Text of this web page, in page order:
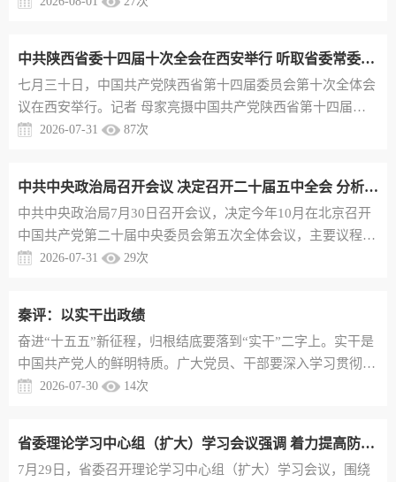
观点鲜明，对进一步强化全市组工干部理论武装、提升党性修
养具有很强的针对性和指导性。市委组织部强调，全市组织系
统要把学习贯彻习近...
中共陕西省委十四届十次全会在西安举行 听取省委常委会工作报告 审议通过《中共陕西省委关于全面实施“双极带动、多点支撑、三区协同”区域发展战略的意见》省委常委会主持 赵一德讲话并作《意见》说明
七月三十日，中国共产党陕西省第十四届委员会第十次全体会
议在西安举行。记者 母家亮摄中国共产党陕西省第十四届委
员会第十次全体会议7月30日在西安举行。全会以习近平新时
要讲话重要指示，听取省委常委会工作报告，审议通过《中共
陕西省委关于全面实施“双极带动、多点支撑、三区协同”区域
发展战略的意见》，...
2026-07-31 87次
中共中央政治局召开会议 决定召开二十届五中全会 分析研究当前经济形势和经济工作 中共中央总书记习近平主持会议
中共中央政治局7月30日召开会议，决定今年10月在北京召开
中国共产党第二十届中央委员会第五次全体会议，主要议程
是，中共中央政治局向中央委员会报告工作，研究持之以恒推
指出，党的十八大以来，全面从严治党取得伟大成就，开辟了
百年大党自我革命新境界，推动党和国家事业取得历史性成
就、发生历史性变革，党和...
2026-07-31 29次
秦评：以实干出政绩
奋进“十五五”新征程，归根结底要落到“实干”二字上。实干是
中国共产党人的鲜明特质。广大党员、干部要深入学习贯彻习
近平总书记关于树立和践行正确政绩观的重要论述，把实干镌
是锚定目标、攻坚克难、担当作为。“十五五”时期，陕西发展
将面临新形势新任务新挑战，还有很多硬骨头要啃。越是任务
2026-07-30 14次
省委理论学习中心组（扩大）学习会议强调 着力提高防灾减灾救灾能力 全力维护人民群众生命财产安全
7月29日，省委召开理论学习中心组（扩大）学习会议，围绕